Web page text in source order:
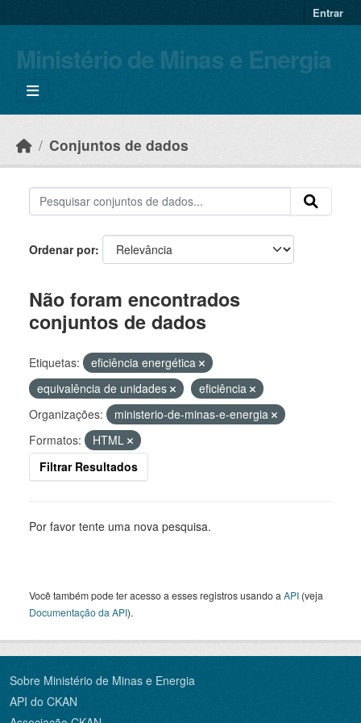
Entrar
Ministério de Minas e Energia
Conjuntos de dados
Ordenar por
Não foram encontrados
conjuntos de dados
Etiquetas:
eficiência energética
equivalência de unidades
eficiência
Organizações:
ministerio-de-minas-e-energia
Formatos:
HTML
Filtrar Resultados
Por favor tente uma nova pesquisa.
Você também pode ter acesso a esses registros usando a API (veja
Documentação da API).
Sobre Ministério de Minas e Energia
API do CKAN